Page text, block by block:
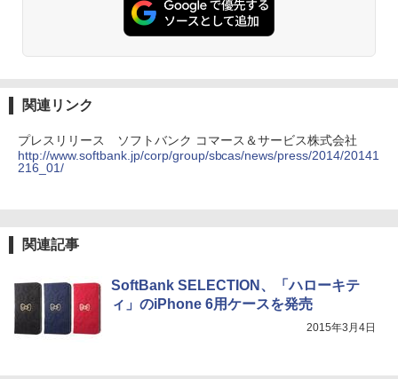
関連リンク
プレスリリース ソフトバンク コマース＆サービス株式会社
http://www.softbank.jp/corp/group/sbcas/news/press/2014/20141
216_01/
関連記事
SoftBank SELECTION、「ハローキテ
ィ」のiPhone 6用ケースを発売
2015年3月4日